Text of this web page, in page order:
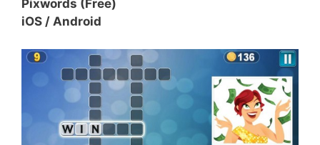
Pixwords (Free)
iOS / Android